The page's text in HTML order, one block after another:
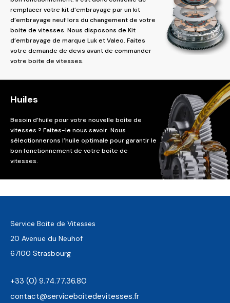
remplacer votre kit d’embrayage par un kit
d’embrayage neuf lors du changement de votre
boite de vitesses. Nous disposons de Kit
d’embrayage de marque Luk et Valeo. Faites
votre demande de devis avant de commander
votre boite de vitesses.
Huiles
Besoin d’huile pour votre nouvelle boîte de
vitesses ? Faites-le nous savoir. Nous
sélectionnerons l’huile optimale pour garantir le
bon fonctionnement de votre boîte de
vitesses.
Service Boite de Vitesses
20 Avenue du Neuhof
67100 Strasbourg
+33 (0) 9.74.77.36.80
contact@serviceboitedevitesses.fr